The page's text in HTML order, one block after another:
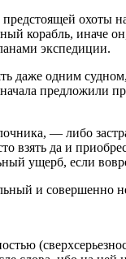
охоты
корабль, иначе
экспедиции.
даже одним
предложили
— либо
взять да и
ущерб, если
и совершенно